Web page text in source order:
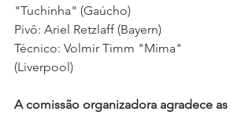
"Tuchinha" (Gaúcho)
Pivô: Ariel Retzlaff (Bayern)
Técnico: Volmir Timm "Mima"
(Liverpool)
A comissão organizadora agradece as